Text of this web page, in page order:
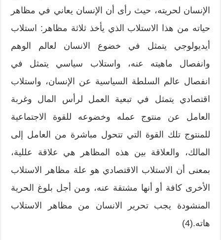
الإنسان لحريته، حيث رأى أن الإنسان يعاني في مظاهر
حياته من هذا الاستلاب الذي يأخذ ثلاثة مظاهر: استلاب
أيديولوجي يتمثل في خضوع الانسان لعالم الوهم
وانفصال ماهيته عنه، واستلاب سياسي يتمثل في
انفصال عالم السلطة السياسية عن الإنسان، واستلاب
اقتصادي يتمثل في تبعية العمل لرأس المال وغربة
العامل عن منتوج عمله وخضوعه للقوة الاجتماعية
للمنتوج تلك القوة التي تتحول مباشرة من العامل إلى
المالك، والعلاقة بين هذه المظاهر هي علاقة عللية،
بمعنى أن الاستلاب الاقتصادي هو علة مظاهر الاستلاب
الأخرى كافة أو أنها مشتقة عنه، ومن أجل بلوغ الحرية
المنشودة يجب تحرير الانسان من مظاهر الاستلاب
هاته.(4)